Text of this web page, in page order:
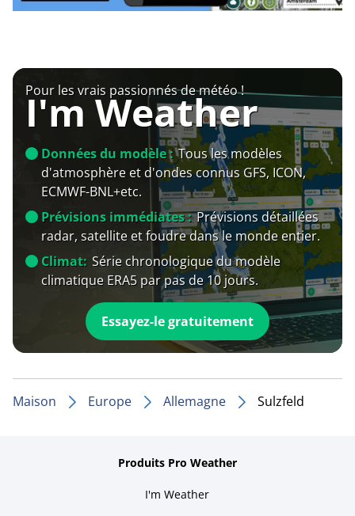
Pour les vrais passionnés de météo !
I'm Weather
Données du modèle : Tous les modèles
d'atmosphère et d'ondes connus GFS, ICON,
ECMWF-BNL+etc.
Prévisions immédiates : Prévisions détaillées
radar, satellite et foudre dans le monde entier.
Climat: Série chronologique du modèle
climatique ERA5 par pas de 10 jours.
Essayez-le gratuitement
Maison Europe Allemagne Sulzfeld
Produits Pro Weather
I'm Weather